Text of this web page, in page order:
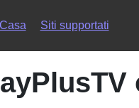
Casa Siti supportati